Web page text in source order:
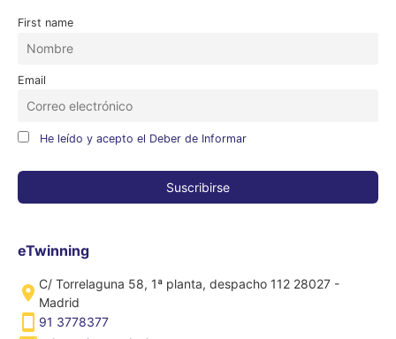
First name
Email
He leído y acepto el Deber de Informar
eTwinning
C/ Torrelaguna 58, 1ª planta, despacho 112 28027 -
Madrid
91 3778377